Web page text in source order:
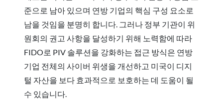
준으로 남아 있으며 연방 기업의 핵심 구성 요소로
남을 것임을 분명히 합니다. 그러나 정부 기관이 위
원회의 권고 사항을 달성하기 위해 노력함에 따라
FIDO로 PIV 솔루션을 강화하는 접근 방식은 연방
기업 전체의 사이버 위생을 개선하고 미국이 디지
털 자산을 보다 효과적으로 보호하는 데 도움이 될
수 있습니다.